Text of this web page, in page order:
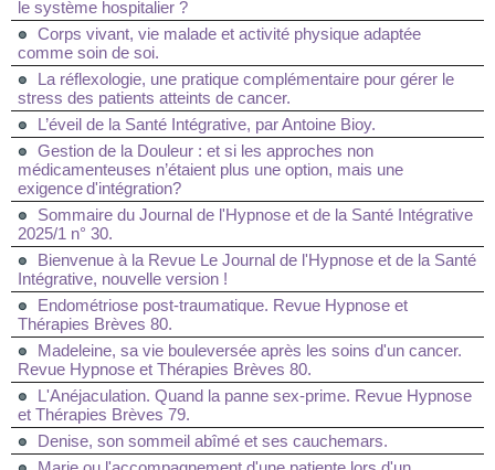
le système hospitalier ?
Corps vivant, vie malade et activité physique adaptée
comme soin de soi.
La réflexologie, une pratique complémentaire pour gérer le
stress des patients atteints de cancer.
L’éveil de la Santé Intégrative, par Antoine Bioy.
Gestion de la Douleur : et si les approches non
médicamenteuses n’étaient plus une option, mais une
exigence d'intégration?
Sommaire du Journal de l'Hypnose et de la Santé Intégrative
2025/1 n° 30.
Bienvenue à la Revue Le Journal de l'Hypnose et de la Santé
Intégrative, nouvelle version !
Endométriose post-traumatique. Revue Hypnose et
Thérapies Brèves 80.
Madeleine, sa vie bouleversée après les soins d'un cancer.
Revue Hypnose et Thérapies Brèves 80.
L'Anéjaculation. Quand la panne sex-prime. Revue Hypnose
et Thérapies Brèves 79.
Denise, son sommeil abîmé et ses cauchemars.